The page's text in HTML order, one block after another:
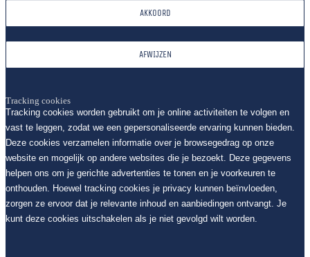
AKKOORD
AFWIJZEN
Tracking cookies
Tracking cookies worden gebruikt om je online activiteiten te volgen en
vast te leggen, zodat we een gepersonaliseerde ervaring kunnen bieden.
Deze cookies verzamelen informatie over je browsegedrag op onze
website en mogelijk op andere websites die je bezoekt. Deze gegevens
helpen ons om je gerichte advertenties te tonen en je voorkeuren te
onthouden. Hoewel tracking cookies je privacy kunnen beïnvloeden,
zorgen ze ervoor dat je relevante inhoud en aanbiedingen ontvangt. Je
kunt deze cookies uitschakelen als je niet gevolgd wilt worden.